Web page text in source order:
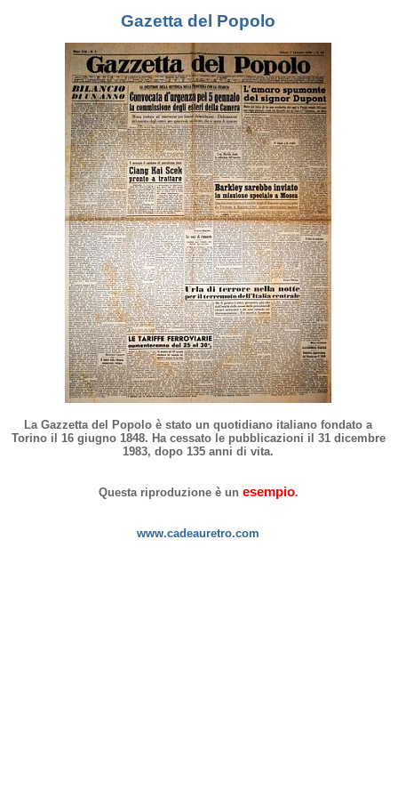
Gazetta del Popolo
La Gazzetta del Popolo è stato un quotidiano italiano fondato a
Torino il 16 giugno 1848. Ha cessato le pubblicazioni il 31 dicembre
1983, dopo 135 anni di vita.
Questa riproduzione è un esempio.
www.cadeauretro.com